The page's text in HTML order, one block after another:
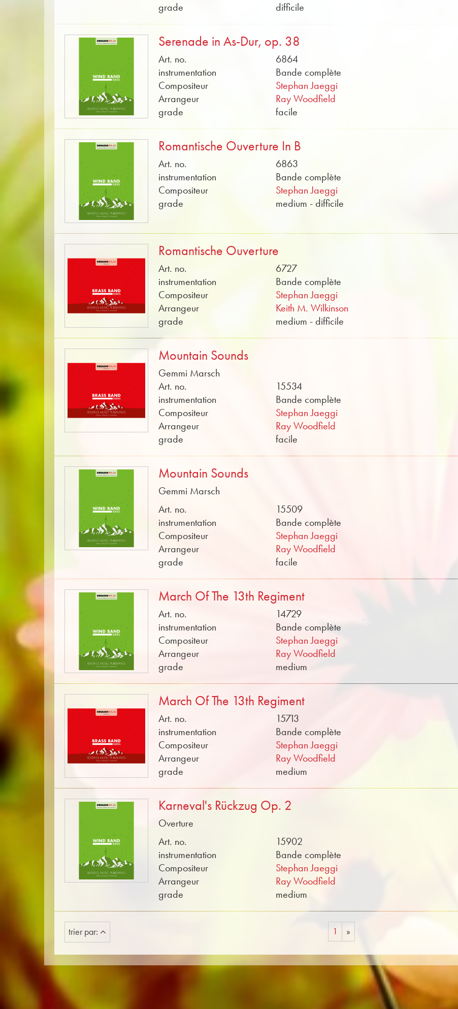
grade
difficile
Serenade in As-Dur, op. 38
Art. no.
6864
instrumentation
Bande complète
Compositeur
Stephan Jaeggi
Arrangeur
Ray Woodfield
grade
facile
Romantische Ouverture In B
Art. no.
6863
instrumentation
Bande complète
Compositeur
Stephan Jaeggi
grade
medium - difficile
Romantische Ouverture
Art. no.
6727
instrumentation
Bande complète
Compositeur
Stephan Jaeggi
Arrangeur
Keith M. Wilkinson
grade
medium - difficile
Mountain Sounds
Gemmi Marsch
Art. no.
15534
instrumentation
Bande complète
Compositeur
Stephan Jaeggi
Arrangeur
Ray Woodfield
grade
facile
Mountain Sounds
Gemmi Marsch
Art. no.
15509
instrumentation
Bande complète
Compositeur
Stephan Jaeggi
Arrangeur
Ray Woodfield
grade
facile
March Of The 13th Regiment
Art. no.
14729
instrumentation
Bande complète
Compositeur
Stephan Jaeggi
Arrangeur
Ray Woodfield
grade
medium
March Of The 13th Regiment
Art. no.
15713
instrumentation
Bande complète
Compositeur
Stephan Jaeggi
Arrangeur
Ray Woodfield
grade
medium
Karneval's Rückzug Op. 2
Overture
Art. no.
15902
instrumentation
Bande complète
Compositeur
Stephan Jaeggi
Arrangeur
Ray Woodfield
grade
medium
trier par: 1 »